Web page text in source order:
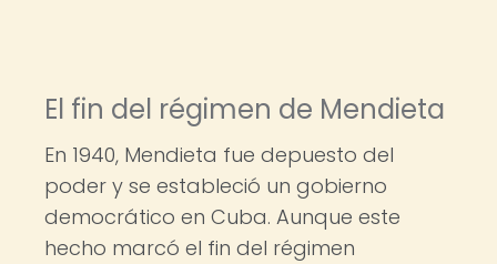
El fin del régimen de Mendieta
En 1940, Mendieta fue depuesto del
poder y se estableció un gobierno
democrático en Cuba. Aunque este
hecho marcó el fin del régimen